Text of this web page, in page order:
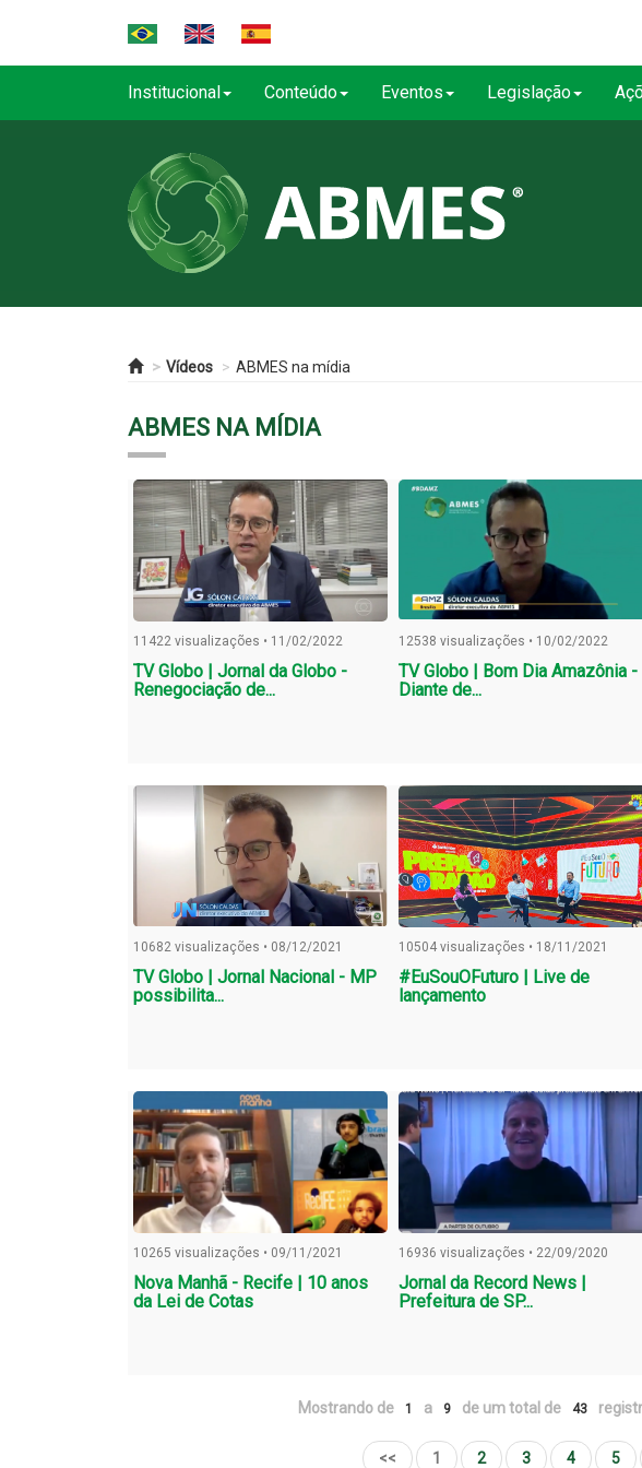
Institucional Conteúdo Eventos Legislação
Vídeos ABMES na mídia
ABMES NA MÍDIA
11422 visualizações • 11/02/2022
TV Globo | Jornal da Globo -
Renegociação de...
12538 visualizações • 10/02/2022
TV Globo | Bom Dia Amazônia -
Diante de...
10682 visualizações • 08/12/2021
TV Globo | Jornal Nacional - MP
possibilita...
10504 visualizações • 18/11/2021
#EuSouOFuturo | Live de
lançamento
10265 visualizações • 09/11/2021
Nova Manhã - Recife | 10 anos
da Lei de Cotas
16936 visualizações • 22/09/2020
Jornal da Record News |
Prefeitura de SP...
Mostrando de 1 a 9 de um total de 43
<< 1 2 3 4 5